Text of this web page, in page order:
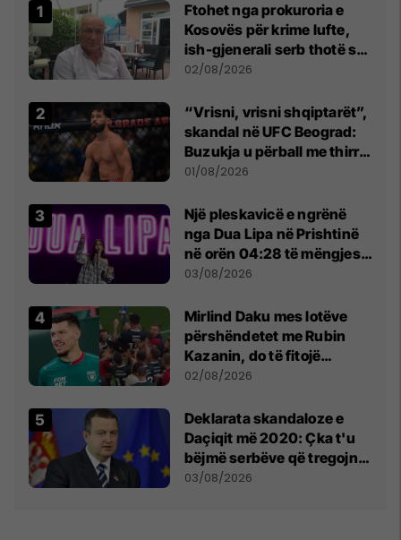
Ftohet nga prokuroria e
Kosovës për krime lufte,
ish-gjenerali serb thotë se
dikush e tradhtoi në
02/08/2026
“Vrisni, vrisni shqiptarët”,
skandal në UFC Beograd:
Buzukja u përball me thirrje
anti-shqiptare nga
01/08/2026
Një pleskavicë e ngrënë
nga Dua Lipa në Prishtinë
në orën 04:28 të mëngjesit
- dhe bota digjitale serbe
03/08/2026
Mirlind Daku mes lotëve
përshëndetet me Rubin
Kazanin, do të fitojë
miliona te Spartak Moska
02/08/2026
​Deklarata skandaloze e
Daçiqit më 2020: Çka t'u
bëjmë serbëve që tregojnë
ku janë varrosur shqiptarët
03/08/2026